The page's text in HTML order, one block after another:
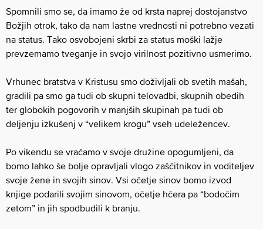
Spomnili smo se, da imamo že od krsta naprej dostojanstvo
Božjih otrok, tako da nam lastne vrednosti ni potrebno vezati
na status. Tako osvobojeni skrbi za status moški lažje
prevzemamo tveganje in svojo virilnost pozitivno usmerimo.
Vrhunec bratstva v Kristusu smo doživljali ob svetih mašah,
gradili pa smo ga tudi ob skupni telovadbi, skupnih obedih
ter globokih pogovorih v manjših skupinah pa tudi ob
deljenju izkušenj v “velikem krogu” vseh udeležencev.
Po vikendu se vračamo v svoje družine opogumljeni, da
bomo lahko še bolje opravljali vlogo zaščitnikov in voditeljev
svoje žene in svojih sinov. Vsi očetje sinov bomo izvod
knjige podarili svojim sinovom, očetje hčera pa “bodočim
zetom” in jih spodbudili k branju.